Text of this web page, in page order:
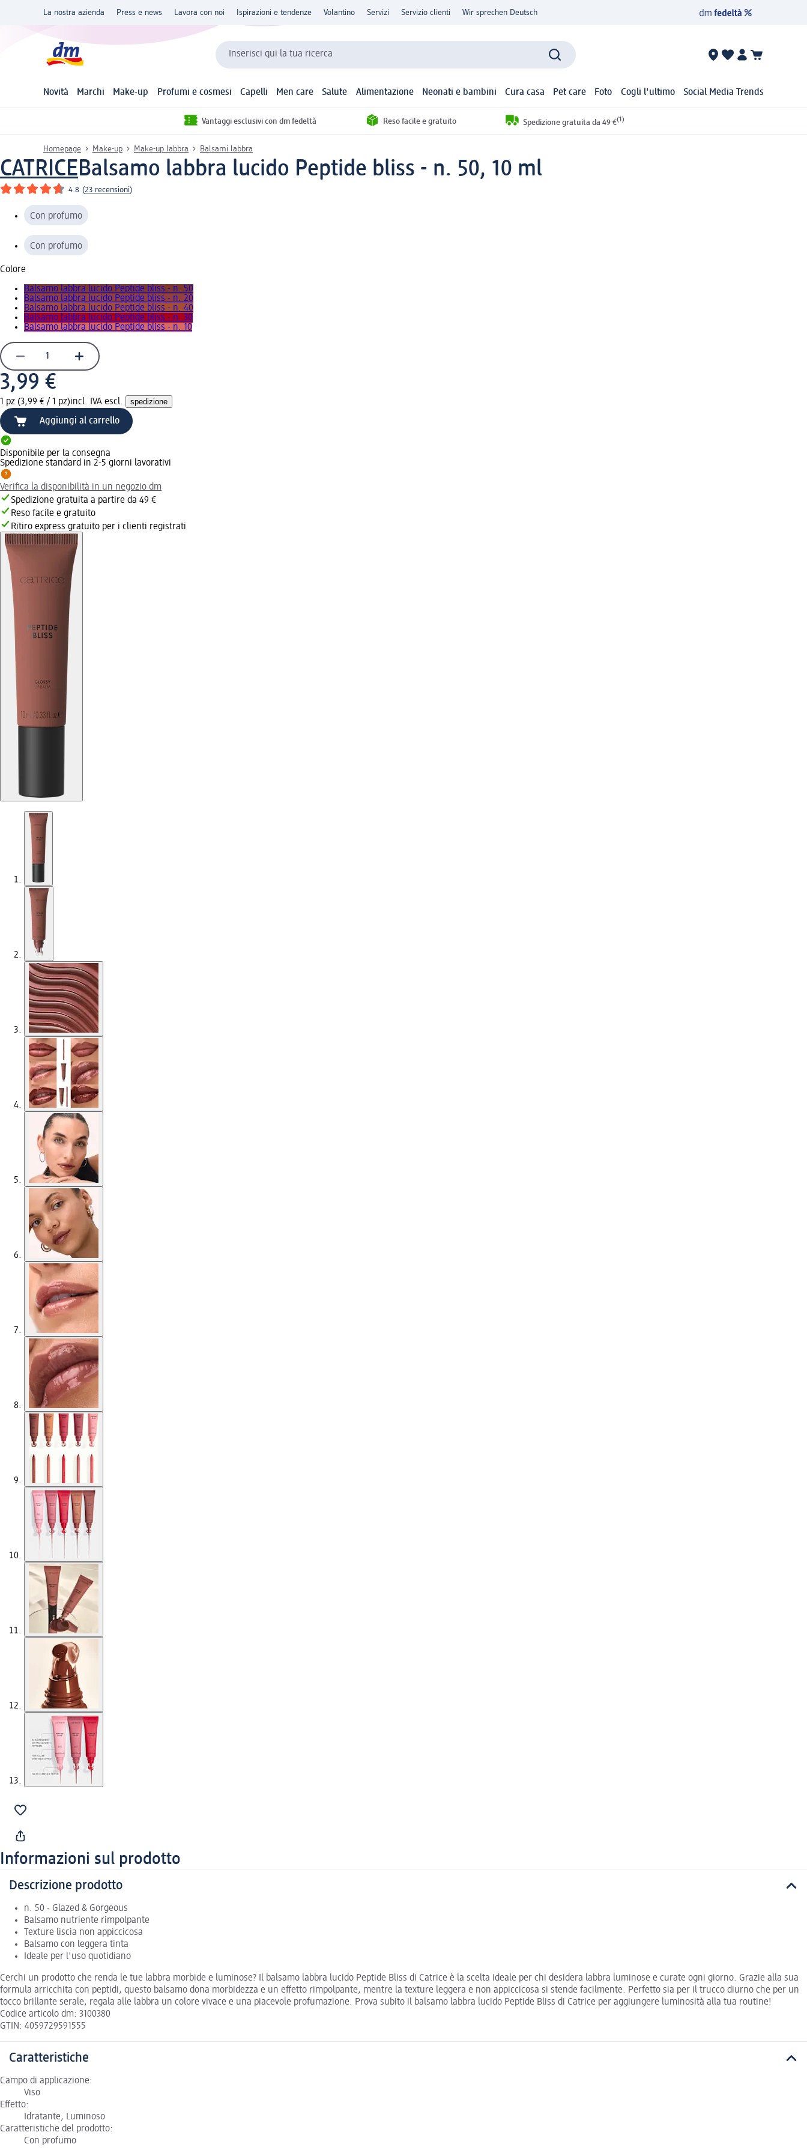
La nostra azienda Press e news Lavora con noi Ispirazioni e tendenze Volantino Servizi Servizio clienti Wir sprechen Deutsch
Inserisci qui la tua ricerca
Novità Marchi Make-up Profumi e cosmesi Capelli Men care Salute Alimentazione Neonati e bambini Cura casa Pet care Foto Cogli l'ultimo Social Media Trends
Vantaggi esclusivi con dm fedeltà Reso facile e gratuito Spedizione gratuita da 49 €(1)
Homepage Make-up Make-up labbra Balsami labbra
CATRICEBalsamo labbra lucido Peptide bliss - n. 50, 10 ml
4.8 (23 recensioni)
Con profumo
Con profumo
Colore
Balsamo labbra lucido Peptide bliss - n. 50
Balsamo labbra lucido Peptide bliss - n. 20
Balsamo labbra lucido Peptide bliss - n. 40
Balsamo labbra lucido Peptide bliss - n. 30
Balsamo labbra lucido Peptide bliss - n. 10
3,99 €
1 pz (3,99 € / 1 pz)incl. IVA escl. spedizione
Aggiungi al carrello
Disponibile per la consegna
Spedizione standard in 2-5 giorni lavorativi
Verifica la disponibilità in un negozio dm
Spedizione gratuita a partire da 49 €
Reso facile e gratuito
Ritiro express gratuito per i clienti registrati
Informazioni sul prodotto
Descrizione prodotto
n. 50 - Glazed & Gorgeous
Balsamo nutriente rimpolpante
Texture liscia non appiccicosa
Balsamo con leggera tinta
Ideale per l'uso quotidiano
Cerchi un prodotto che renda le tue labbra morbide e luminose? Il balsamo labbra lucido Peptide Bliss di Catrice è la scelta ideale per chi desidera labbra luminose e curate ogni giorno. Grazie alla sua
formula arricchita con peptidi, questo balsamo dona morbidezza e un effetto rimpolpante, mentre la texture leggera e non appiccicosa si stende facilmente. Perfetto sia per il trucco diurno che per un
tocco brillante serale, regala alle labbra un colore vivace e una piacevole profumazione. Prova subito il balsamo labbra lucido Peptide Bliss di Catrice per aggiungere luminosità alla tua routine!
Codice articolo dm: 3100380
GTIN: 4059729591555
Caratteristiche
Campo di applicazione:
Viso
Effetto:
Idratante, Luminoso
Caratteristiche del prodotto:
Con profumo